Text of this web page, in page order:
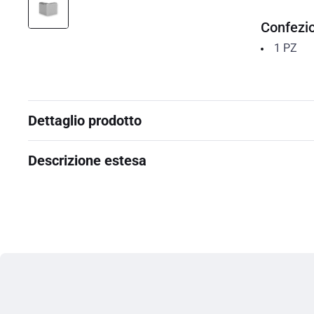
1 PZ
Dettaglio prodotto
Descrizione estesa